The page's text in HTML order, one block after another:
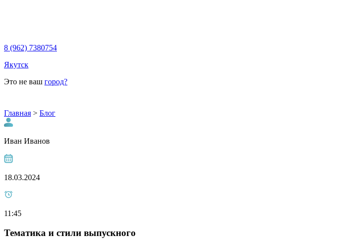
8 (962) 7380754
Якутск
Это не ваш город?
Главная > Блог
Иван Иванов
18.03.2024
11:45
Тематика и стили выпускного